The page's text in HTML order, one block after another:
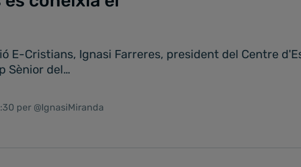
E-Cristians, Ignasi Farreres, president del Centre
Sènior del…
per @IgnasiMiranda